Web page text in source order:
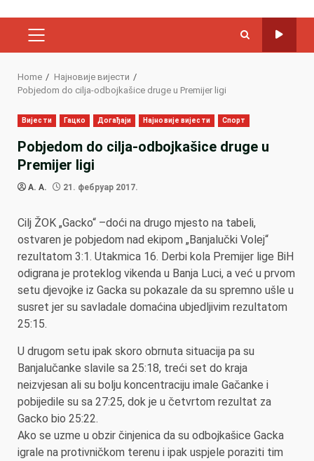
PRIMARY
Home
Најновије вијести
Pobjedom do cilja-odbojkašice druge u Premijer ligi
Вијести Гацко Догађаји Најновије вијести Спорт
Pobjedom do cilja-odbojkašice druge u
Premijer ligi
A. A. 21. фебруар 2017.
Cilj ŽOK „Gacko“ –doći na drugo mjesto na tabeli,
ostvaren je pobjedom nad ekipom „Banjalučki Volej“
rezultatom 3:1. Utakmica 16. Derbi kola Premijer lige BiH
odigrana je proteklog vikenda u Banja Luci, a već u prvom
setu djevojke iz Gacka su pokazale da su spremno ušle u
susret jer su savladale domaćina ubjedljivim rezultatom
25:15.
U drugom setu ipak skoro obrnuta situacija pa su
Banjalučanke slavile sa 25:18, treći set do kraja
neizvjesan ali su bolju koncentraciju imale Gačanke i
pobijedile su sa 27:25, dok je u četvrtom rezultat za
Gacko bio 25:22.
Ako se uzme u obzir činjenica da su odbojkašice Gacka
igrale na protivničkom terenu i ipak uspjele poraziti tim